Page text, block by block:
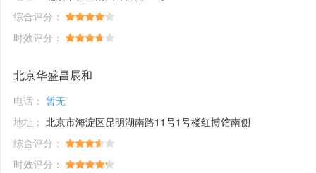
综合评分：
时效评分：
北京华盛昌辰和
电话： 暂无
地址： 北京市海淀区昆明湖南路11号1号楼红博馆南侧
综合评分：
时效评分：